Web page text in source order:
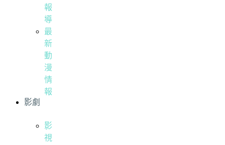
報
導
最
新
動
漫
情
報
影劇
影
視